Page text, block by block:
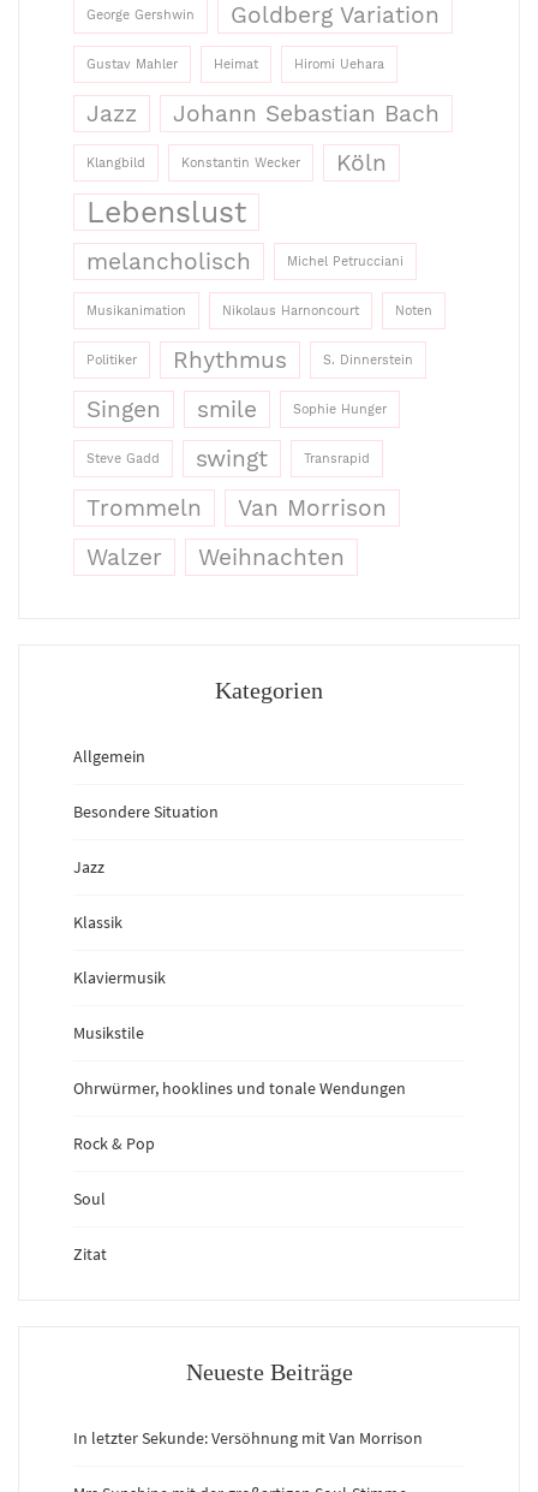
George Gershwin Goldberg Variation
Gustav Mahler Heimat Hiromi Uehara
Jazz Johann Sebastian Bach
Klangbild Konstantin Wecker Köln
Lebenslust
melancholisch Michel Petrucciani
Musikanimation Nikolaus Harnoncourt Noten
Politiker Rhythmus S. Dinnerstein
Singen smile Sophie Hunger
Steve Gadd swingt Transrapid
Trommeln
Van Morrison
Walzer
Weihnachten
Kategorien
Allgemein
Besondere Situation
Jazz
Klassik
Klaviermusik
Musikstile
Ohrwürmer, hooklines und tonale Wendungen
Rock & Pop
Soul
Zitat
Neueste Beiträge
In letzter Sekunde: Versöhnung mit Van Morrison